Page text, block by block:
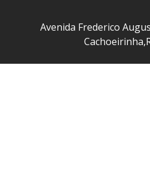
Avenida Frederico
Cachoeirinha,